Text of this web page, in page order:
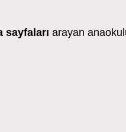
sayfaları arayan